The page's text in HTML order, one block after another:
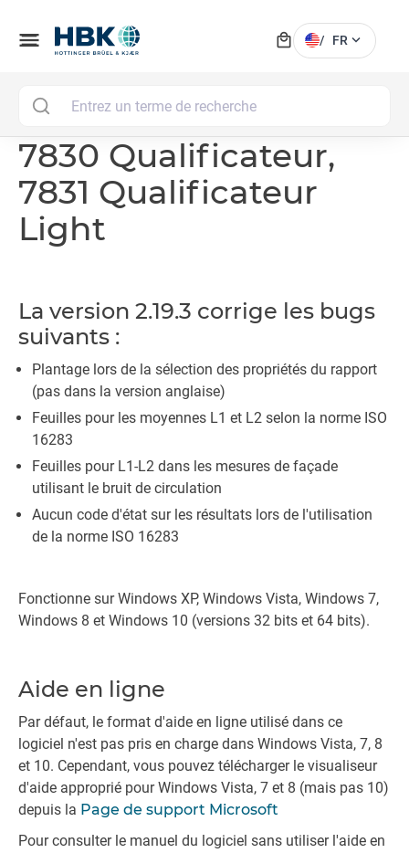
menu local_mall / FR expand_more
7830 Qualificateur,
7831 Qualificateur
Light
La version 2.19.3 corrige les bugs
suivants :
Plantage lors de la sélection des propriétés du rapport
(pas dans la version anglaise)
Feuilles pour les moyennes L1 et L2 selon la norme ISO
16283
Feuilles pour L1-L2 dans les mesures de façade
utilisant le bruit de circulation
Aucun code d'état sur les résultats lors de l'utilisation
de la norme ISO 16283
Fonctionne sur Windows XP, Windows Vista, Windows 7,
Windows 8 et Windows 10 (versions 32 bits et 64 bits).
Aide en ligne
Par défaut, le format d'aide en ligne utilisé dans ce
logiciel n'est pas pris en charge dans Windows Vista, 7, 8
et 10. Cependant, vous pouvez télécharger le visualiseur
d'aide approprié pour Windows Vista, 7 et 8 (mais pas 10)
depuis la Page de support Microsoft
Pour consulter le manuel du logiciel sans utiliser l'aide en